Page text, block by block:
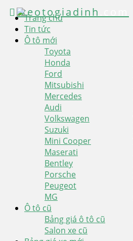
Trang chủ
Tin tức
Ô tô mới
Toyota
Honda
Ford
Mitsubishi
Mercedes
Audi
Volkswagen
Suzuki
Mini Cooper
Maserati
Bentley
Porsche
Peugeot
MG
Ô tô cũ
Bảng giá ô tô cũ
Salon xe cũ
xeotogiadinh